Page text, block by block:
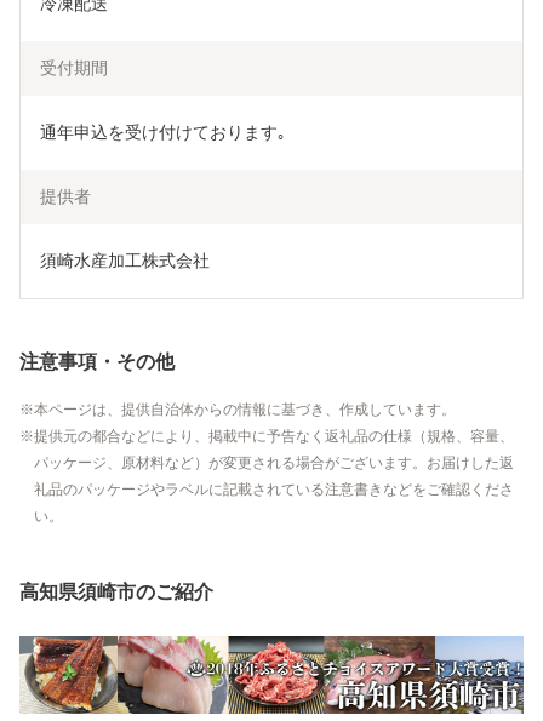
冷凍配送
受付期間
通年申込を受け付けております｡
提供者
須崎水産加工株式会社
注意事項・その他
本ページは、提供自治体からの情報に基づき、作成しています。
提供元の都合などにより、掲載中に予告なく返礼品の仕様（規格、容量、
パッケージ、原材料など）が変更される場合がございます。お届けした返
礼品のパッケージやラベルに記載されている注意書きなどをご確認くださ
い。
高知県須崎市のご紹介